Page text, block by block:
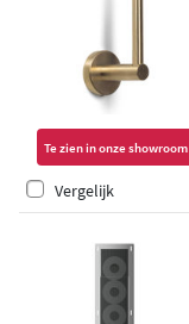
Te zien in onze showroom
Vergelijk